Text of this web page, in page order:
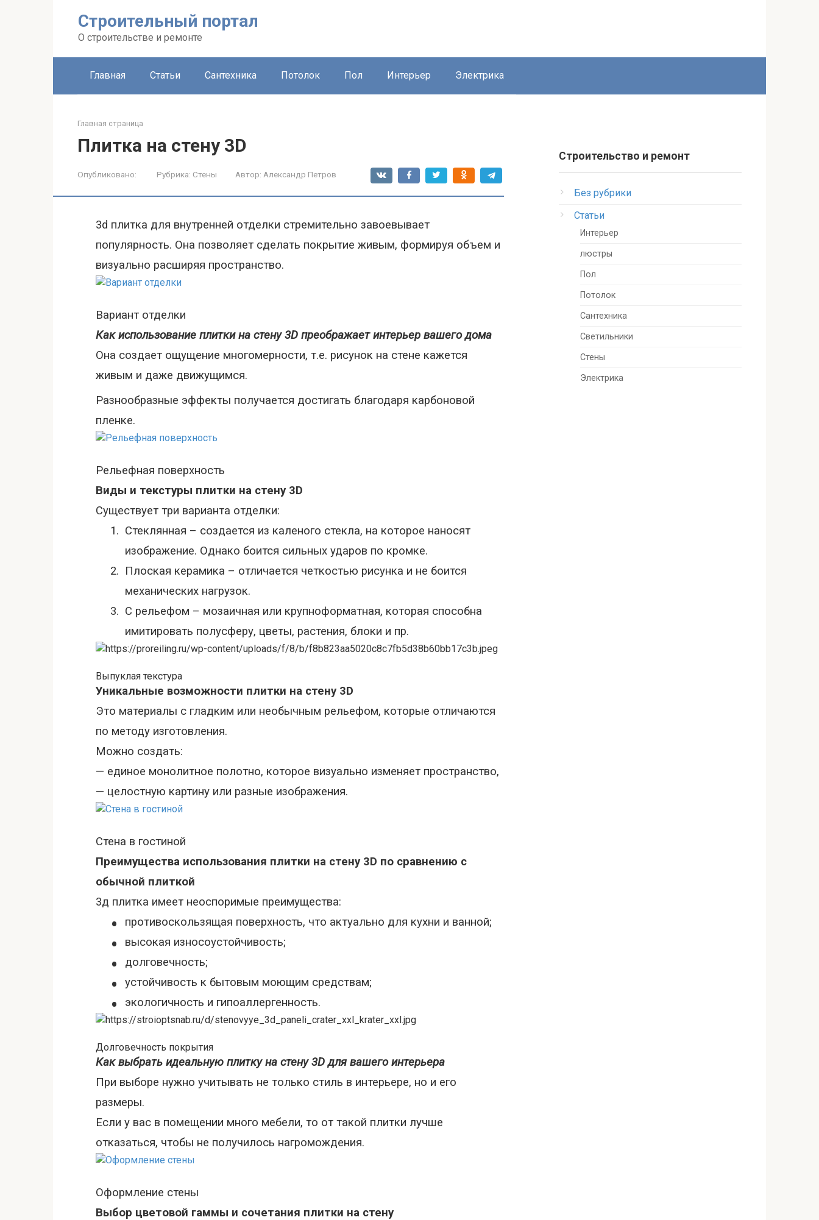
Строительный портал
О строительстве и ремонте
Главная Статьи Сантехника Потолок Пол Интерьер Электрика
Главная страница
Плитка на стену 3D
Опубликовано: Рубрика: Стены Автор: Александр Петров
3d плитка для внутренней отделки стремительно завоевывает
популярность. Она позволяет сделать покрытие живым, формируя объем и
визуально расширяя пространство.
Вариант отделки
Как использование плитки на стену 3D преображает интерьер вашего дома
Она создает ощущение многомерности, т.е. рисунок на стене кажется
живым и даже движущимся.
Разнообразные эффекты получается достигать благодаря карбоновой
пленке.
Рельефная поверхность
Виды и текстуры плитки на стену 3D
Существует три варианта отделки:
1. Стеклянная – создается из каленого стекла, на которое наносят
изображение. Однако боится сильных ударов по кромке.
2. Плоская керамика – отличается четкостью рисунка и не боится
механических нагрузок.
3. С рельефом – мозаичная или крупноформатная, которая способна
имитировать полусферу, цветы, растения, блоки и пр.
Выпуклая текстура
Уникальные возможности плитки на стену 3D
Это материалы с гладким или необычным рельефом, которые отличаются
по методу изготовления.
Можно создать:
— единое монолитное полотно, которое визуально изменяет пространство,
— целостную картину или разные изображения.
Стена в гостиной
Преимущества использования плитки на стену 3D по сравнению с
обычной плиткой
3д плитка имеет неоспоримые преимущества:
• противоскользящая поверхность, что актуально для кухни и ванной;
• высокая износоустойчивость;
• долговечность;
• устойчивость к бытовым моющим средствам;
• экологичность и гипоаллергенность.
Долговечность покрытия
Как выбрать идеальную плитку на стену 3D для вашего интерьера
При выборе нужно учитывать не только стиль в интерьере, но и его
размеры.
Если у вас в помещении много мебели, то от такой плитки лучше
отказаться, чтобы не получилось нагромождения.
Оформление стены
Выбор цветовой гаммы и сочетания плитки на стену
Строительство и ремонт
Без рубрики
Статьи
Интерьер
люстры
Пол
Потолок
Сантехника
Светильники
Стены
Электрика